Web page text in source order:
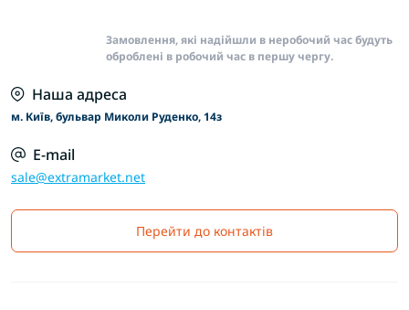
Замовлення, які надійшли в неробочий час будуть
оброблені в робочий час в першу чергу.
Наша адреса
м. Київ, бульвар Миколи Руденко, 14з
E-mail
sale@extramarket.net
Перейти до контактів